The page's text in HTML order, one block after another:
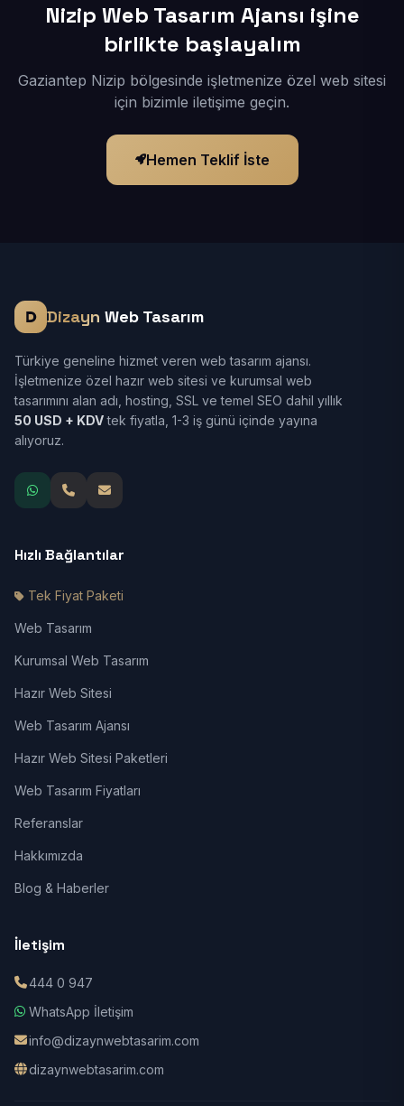
Nizip Web Tasarım Ajansı işine
birlikte başlayalım
Gaziantep Nizip bölgesinde işletmenize özel web sitesi
için bizimle iletişime geçin.
Hemen Teklif İste
Dizayn Web Tasarım
Türkiye geneline hizmet veren web tasarım ajansı.
İşletmenize özel hazır web sitesi ve kurumsal web
tasarımını alan adı, hosting, SSL ve temel SEO dahil yıllık
50 USD + KDVtek fiyatla, 1-3 iş günü içinde yayına
alıyoruz.
Hızlı Bağlantılar
Tek Fiyat Paketi
Web Tasarım
Kurumsal Web Tasarım
Hazır Web Sitesi
Web Tasarım Ajansı
Hazır Web Sitesi Paketleri
Web Tasarım Fiyatları
Referanslar
Hakkımızda
Blog & Haberler
İletişim
444 0 947
WhatsApp İletişim
info@dizaynwebtasarim.com
dizaynwebtasarim.com